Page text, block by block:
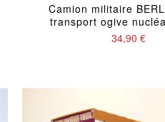
Camion militaire
transport ogive
34,90 €